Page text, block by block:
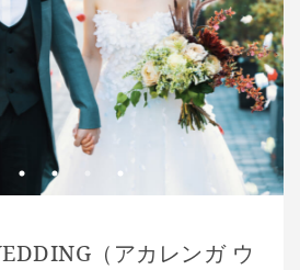
（アカレンガ ウ